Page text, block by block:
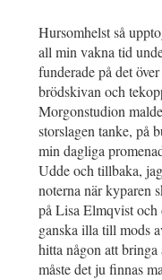
Hursomhelst så
all min vakna tid
funderade på det
brödskivan och
Morgonstudion
storslagen tanke, på
min dagliga
Udde och tillbaka,
noterna när kyparen
på Lisa Elmqvist och
ganska illa till mods
hitta någon att bringa
måste det ju finnas